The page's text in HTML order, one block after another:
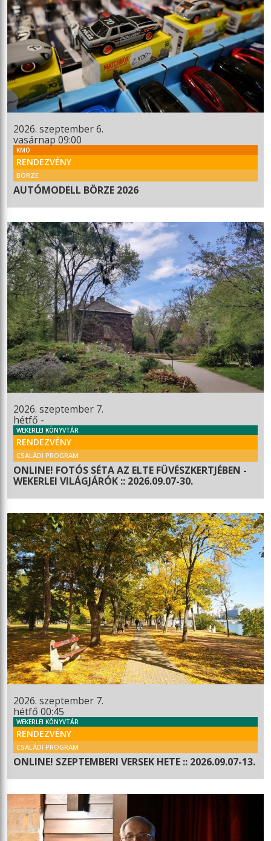
2026. szeptember 6.
vasárnap 09:00
KMO
RENDEZVÉNY
BÖRZE
AUTÓMODELL BÖRZE 2026
2026. szeptember 7.
hétfő -
WEKERLEI KÖNYVTÁR
RENDEZVÉNY
CSALÁDI PROGRAM
ONLINE! FOTÓS SÉTA AZ ELTE FÜVÉSZKERTJÉBEN -
WEKERLEI VILÁGJÁRÓK :: 2026.09.07-30.
2026. szeptember 7.
hétfő 00:45
WEKERLEI KÖNYVTÁR
RENDEZVÉNY
CSALÁDI PROGRAM
ONLINE! SZEPTEMBERI VERSEK HETE :: 2026.09.07-13.